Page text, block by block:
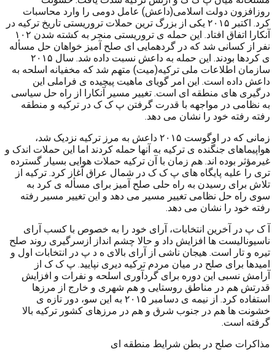
روزافزون دولت اسلامی(داعش) عامل دومی را وارد محاسبات
کرد. اکتبر ۲۰۱۵ یکی از بزرگ ترین حملات تروریستی تاریخ ترکیه در
آنکارا اتفاق افتاد. این حمله ی تروریستی منجر به کشته شدن ۱۰۲
نفر از کسانی شد که در گردهمایی ای صلح آمیز خواهان حل مسأله
ی کردها بودند. این حمله به داعش نسبت داده شد. سال ۲۰۱۵
سازمان اطلاعات ملی ترکیه(میت) متهم شد که مخفیانه اسلحه به
داعش داده است. این امر گویای ماهیت پیچیده ی فراملی این
درگیری های منطقه ای است. تغییر مسیر آنکارا از راه حل سیاسی
به نظامی در مواجهه با قدرت گرفتن پ ک ک در ترکیه و منطقه
رفته رفته خود را نشان می دهد.
زمانی که در اوگوست ۲۰۱۵ داعش به مرز ترکیه نزدیک شد،
هواپیماهای جنگنده ی ترکیه به آنها حمله کردند اما این حملات اندک و
غیرمؤثر بوده اند. هم زمان با آن ترکیه حملات هوایی بسیار گسترده
تری را علیه پایگاه های پ ک ک در شمال عراق آغاز کرد. ترکیه از
تلاش برای رسیدن به راه حلی صلح آمیز برای مسأله ی کرد به
سوی راه حل نظامی تغییر مسیر می دهد و این تغییر مسیر رفته
رفته خود را نشان می دهد.
آ ک پ در آخرین انتخابات، آرای خود را به خصوص با کسب آرای
ناسیونالیست ها افزایش داد و حالا چشم انداز ازسرگیری روند صلح
تیره و تار است. هیجان ناشی از آرای بالای ه د پ در انتخابات اول و
امیدها برای صلح در میان مردم ترکیه دیری نپایید. پ ک ک از
آرامش نسبی این دوره برای گردآوری اسلحه و نفرات و افزایش
قدرتش هم در مناطق روستایی و هم شهری و خارج از مرزها
استفاده کرد. از نیمه ی دسامبر ۲۰۱۵ به این سو، دور تازه ی
خشونت ها هم در جنوب شرق و هم در مرزهای کشور ترکیه بالا
گرفته است.
مذاکرات صلح در بطن شرایط منطقه ای